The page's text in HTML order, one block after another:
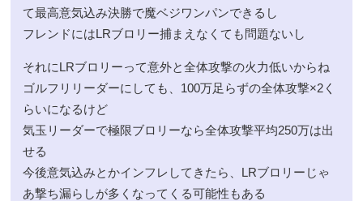
て最高意気込み決勝で魔ベジワンパンできるし
フレンドにはLRブロリー捕まえなくても問題ないし
それにLRブロリーって意外と全体攻撃の火力低いからね
ゴルフリリーダーにしても、100万足らずの全体攻撃×2く
らいになるけど
気玉リーダーで極限ブロリーなら全体攻撃平均250万は出
せる
今後意気込みとかインフレしてきたら、LRブロリーじゃ
あ撃ち漏らしが多くなってくる可能性もある